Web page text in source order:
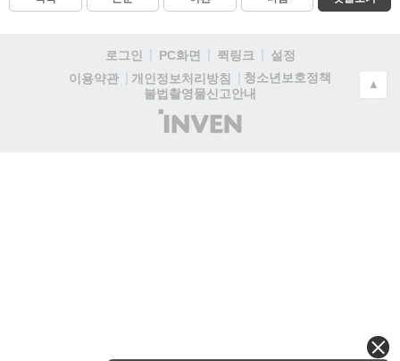
로그인 PC화면 퀵링크
설정
이용약관
개인정보처리방침
청소년보호정책
불법촬영물신고안내
(주)
인
▲